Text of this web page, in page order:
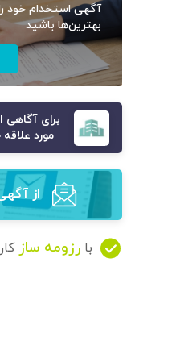
آگهی استخدام خود
بهترین‌ها باشید
برای آگاهی
مورد علاقه
از
با رزومه ساز